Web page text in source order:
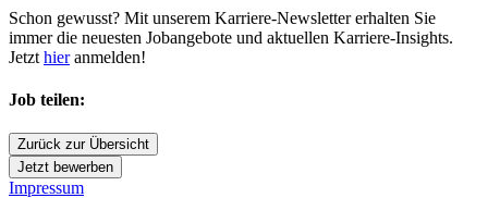
Schon gewusst? Mit unserem Karriere-Newsletter erhalten Sie
immer die neuesten Jobangebote und aktuellen Karriere-Insights.
Jetzt hieranmelden!
Job teilen:
Zurück zur Übersicht
Jetzt bewerben
Impressum